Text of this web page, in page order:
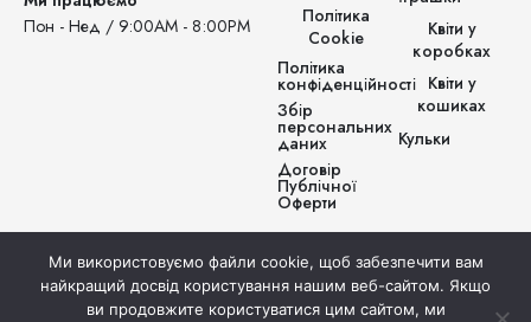
Пон - Нед / 9:00AM - 8:00PM
Політика
Cookie
Політика
конфіденційності
Збір
персональних
даних
Договір
Публічної
Оферти
Квіти у
коробках
Квіти у
кошиках
Кульки
Ми використовуємо файли cookie, щоб забезпечити вам
найкращий досвід користування нашим веб-сайтом. Якщо
ви продовжите користуватися цим сайтом, ми